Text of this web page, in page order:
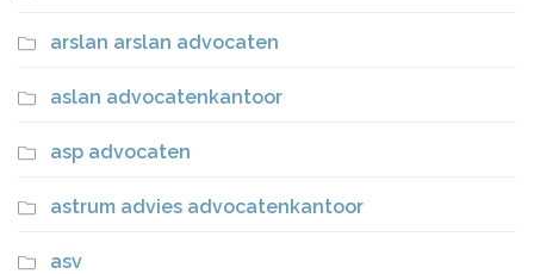
arslan arslan advocaten
aslan advocatenkantoor
asp advocaten
astrum advies advocatenkantoor
asv